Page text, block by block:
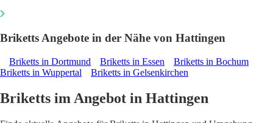
Briketts Angebote in der Nähe von Hattingen
Briketts in Dortmund Briketts in Essen
Briketts in Bochum
Briketts in Wuppertal
Briketts in Gelsenkirchen
Briketts im Angebot in Hattingen